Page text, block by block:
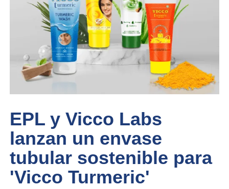
EPL y Vicco Labs
lanzan un envase
tubular sostenible para
'Vicco Turmeric'